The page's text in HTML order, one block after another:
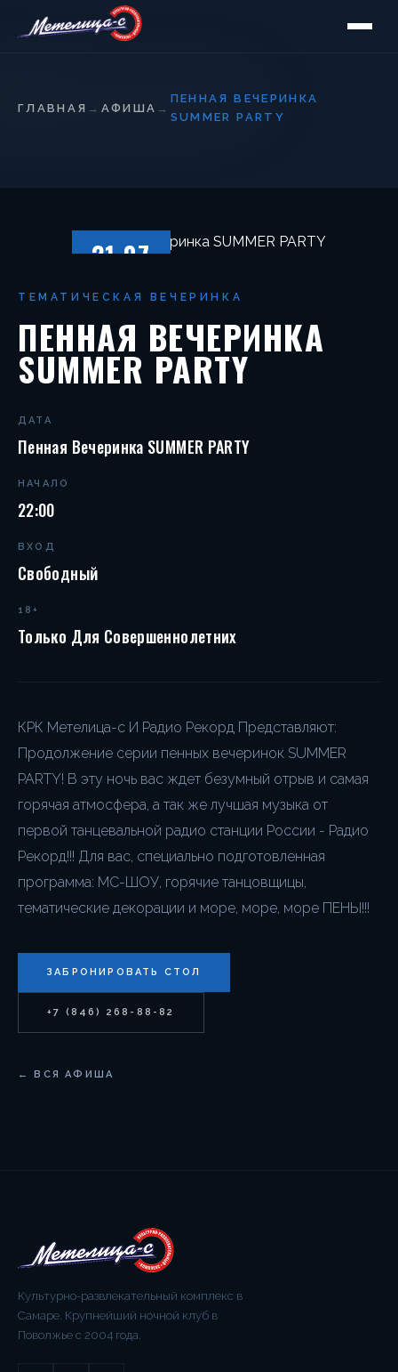
ГЛАВНАЯ → АФИША →
ПЕННАЯ ВЕЧЕРИНКА
SUMMER PARTY
21.07
ТЕМАТИЧЕСКАЯ ВЕЧЕРИНКА
ПЕННАЯ ВЕЧЕРИНКА
SUMMER PARTY
ДАТА
Пенная Вечеринка SUMMER PARTY
НАЧАЛО
22:00
ВХОД
Свободный
18+
Только Для Совершеннолетних
КРК Метелица-с И Радио Рекорд Представляют:
Продолжение серии пенных вечеринок SUMMER
PARTY! В эту ночь вас ждет безумный отрыв и самая
горячая атмосфера, а так же лучшая музыка от
первой танцевальной радио станции России - Радио
Рекорд!!! Для вас, специально подготовленная
программа: МС-ШОУ, горячие танцовщицы,
тематические декорации и море, море, море ПЕНЫ!!!
ЗАБРОНИРОВАТЬ СТОЛ
+7 (846) 268-88-82
← ВСЯ АФИША
Культурно-развлекательный комплекс в
Самаре. Крупнейший ночной клуб в
Поволжье с 2004 года.